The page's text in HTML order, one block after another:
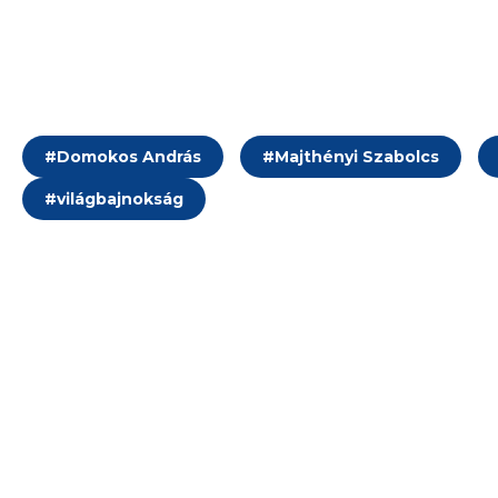
#Domokos András #Majthényi Szabolcs
#világbajnokság